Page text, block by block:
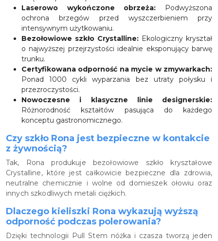
Laserowo wykończone obrzeża: Podwyższona
ochrona brzegów przed wyszczerbieniem przy
intensywnym użytkowaniu.
Bezołowiowe szkło Crystalline: Ekologiczny kryształ
o najwyższej przejrzystości idealnie eksponujący barwę
trunku.
Certyfikowana odporność na mycie w zmywarkach:
Ponad 1000 cykli wyparzania bez utraty połysku i
przezroczystości.
Nowoczesne i klasyczne linie designerskie:
Różnorodność kształtów pasująca do każdego
konceptu gastronomicznego.
Czy szkło Rona jest bezpieczne w kontakcie
z żywnością?
Tak, Rona produkuje bezołowiowe szkło kryształowe
Crystalline, które jest całkowicie bezpieczne dla zdrowia,
neutralne chemicznie i wolne od domieszek ołowiu oraz
innych szkodliwych metali ciężkich.
Dlaczego kieliszki Rona wykazują wyższą
odporność podczas polerowania?
Dzięki technologii Pull Stem nóżka i czasza tworzą jeden